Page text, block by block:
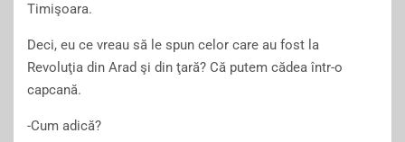
Timişoara.
Deci, eu ce vreau să le spun celor care au fost la
Revoluţia din Arad şi din ţară? Că putem cădea într-o
capcană.
-Cum adică?